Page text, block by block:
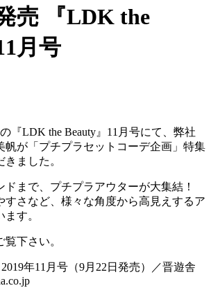
売 『LDK the
月号
『LDK the Beauty』11月号にて、弊社
帆が 「プチプラセットコーデ企画」 特集
ました。
ドまで、プチプラアウターが大集結！
すさなど、様々な角度から高見えするア
す。
下さい。
2019年11月号（9月22日発売）／晋遊舎